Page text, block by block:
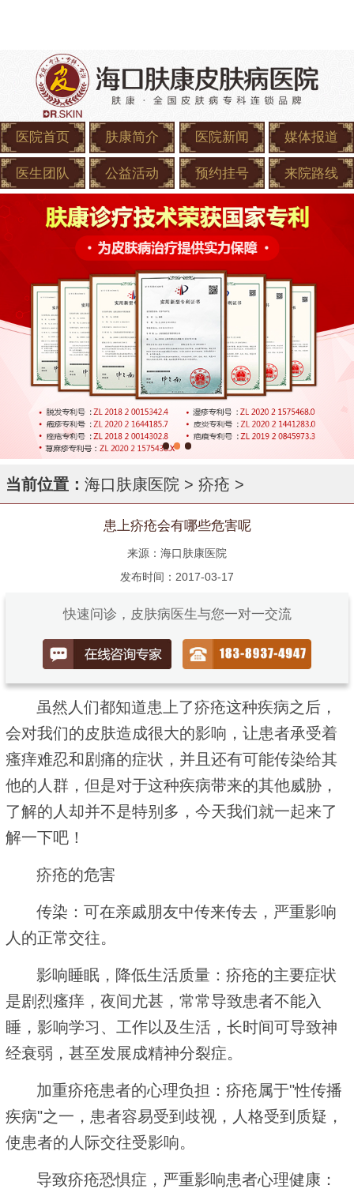
医院首页 肤康简介 医院新闻 媒体报道
医生团队 公益活动 预约挂号 来院路线
当前位置： 海口肤康医院 > 疥疮 >
患上疥疮会有哪些危害呢
来源：海口肤康医院
发布时间：2017-03-17
快速问诊，皮肤病医生与您一对一交流
虽然人们都知道患上了疥疮这种疾病之后，
会对我们的皮肤造成很大的影响，让患者承受着
瘙痒难忍和剧痛的症状，并且还有可能传染给其
他的人群，但是对于这种疾病带来的其他威胁，
了解的人却并不是特别多，今天我们就一起来了
解一下吧！
疥疮的危害
传染：可在亲戚朋友中传来传去，严重影响
人的正常交往。
影响睡眠，降低生活质量：疥疮的主要症状
是剧烈瘙痒，夜间尤甚，常常导致患者不能入
睡，影响学习、工作以及生活，长时间可导致神
经衰弱，甚至发展成精神分裂症。
加重疥疮患者的心理负担：疥疮属于"性传播
疾病"之一，患者容易受到歧视，人格受到质疑，
使患者的人际交往受影响。
导致疥疮恐惧症，严重影响患者心理健康：